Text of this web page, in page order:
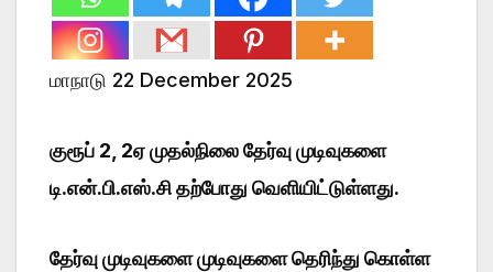
மாநாடு 22 December 2025
குரூப் 2, 2ஏ முதல்நிலை தேர்வு முடிவுகளை
டி.என்.பி.எஸ்.சி தற்போது வெளியிட்டுள்ளது.
தேர்வு முடிவுகளை முடிவுகளை தெரிந்து கொள்ள